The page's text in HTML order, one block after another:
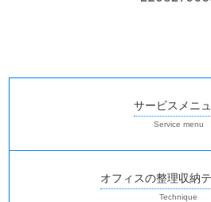
サービスメニ
オフィスの整理収納